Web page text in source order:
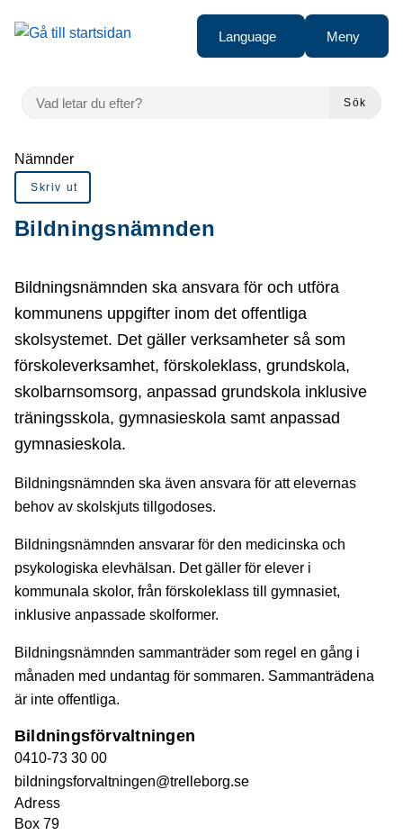
Gå till innehåll
till sidomeny
Language Meny
VAD LETAR DU EFTER?
Sök
Du är här:
Nämnder
Skriv ut
Bildningsnämnden
Bildningsnämnden ska ansvara för och utföra
kommunens uppgifter inom det offentliga
skolsystemet. Det gäller verksamheter så som
förskoleverksamhet, förskoleklass, grundskola,
skolbarnsomsorg, anpassad grundskola inklusive
träningsskola, gymnasieskola samt anpassad
gymnasieskola.
Bildningsnämnden ska även ansvara för att elevernas
behov av skolskjuts tillgodoses.
Bildningsnämnden ansvarar för den medicinska och
psykologiska elevhälsan. Det gäller för elever i
kommunala skolor, från förskoleklass till gymnasiet,
inklusive anpassade skolformer.
Bildningsnämnden sammanträder som regel en gång i
månaden med undantag för sommaren. Sammanträdena
är inte offentliga.
Bildningsförvaltningen
0410-73 30 00
bildningsforvaltningen@trelleborg.se
Adress
Box 79